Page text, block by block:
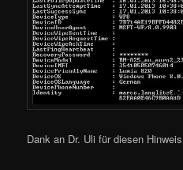
Dank an Dr. Uli für diesen